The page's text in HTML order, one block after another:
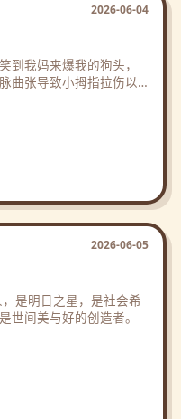
2026-06-04
到我妈来爆我的狗头，
曲张导致小拇指拉伤以
2026-06-05
是明日之星，是社会希
世间美与好的创造者。